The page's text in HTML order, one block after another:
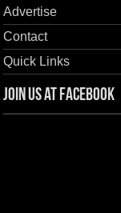
Advertise
Contact
Quick Links
Join us at Facebook